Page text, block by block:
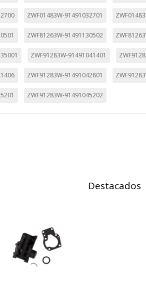
ZWF01483W-91491032701
ZWF81263W-91491130502
ZWF91283W-91491041401
ZWF91283W-91491042801
ZWF91283W-91491045202
Destacados